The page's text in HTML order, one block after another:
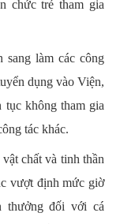
chức trẻ tham gia
sang làm các công
dụng vào Viện,
không tham gia
tác khác.
chất và tinh thần
vượt định mức giờ
thưởng đối với cá